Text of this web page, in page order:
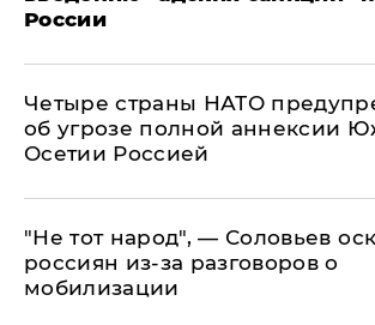
России
Четыре страны НАТО
об угрозе полной аннексии
Осетии Россией
​"Не тот народ", — Соловьев
россиян из-за разговоров о
мобилизации